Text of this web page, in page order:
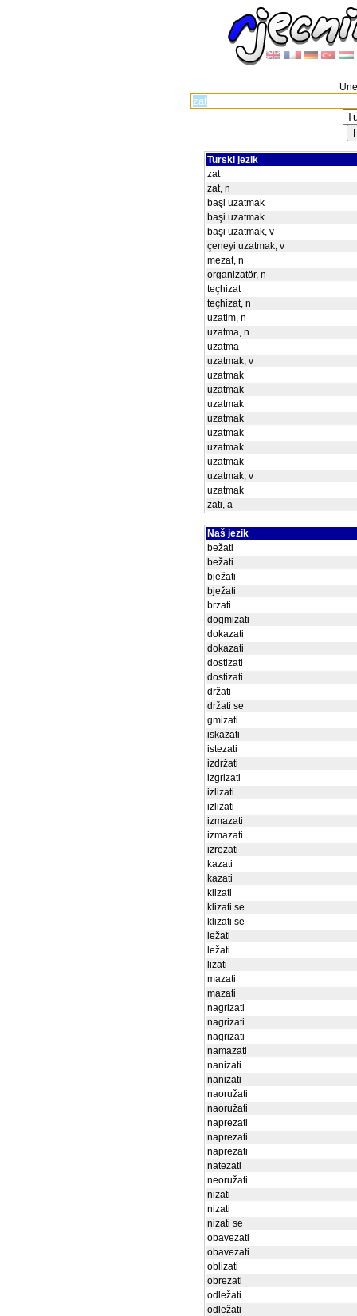
Turski jezik
zat
zat, n
başi uzatmak
başi uzatmak
başi uzatmak, v
çeneyi uzatmak, v
mezat, n
organizatör, n
teçhizat
teçhizat, n
uzatim, n
uzatma, n
uzatma
uzatmak, v
uzatmak
uzatmak
uzatmak
uzatmak
uzatmak
uzatmak
uzatmak
uzatmak, v
uzatmak
zati, a
Naš jezik
bežati
bežati
bježati
bježati
brzati
dogmizati
dokazati
dokazati
dostizati
dostizati
držati
držati se
gmizati
iskazati
istezati
izdržati
izgrizati
izlizati
izlizati
izmazati
izmazati
izrezati
kazati
kazati
klizati
klizati se
klizati se
ležati
ležati
lizati
mazati
mazati
nagrizati
nagrizati
nagrizati
namazati
nanizati
nanizati
naoružati
naoružati
naprezati
naprezati
naprezati
natezati
neoružati
nizati
nizati
nizati se
obavezati
obavezati
oblizati
obrezati
odležati
odležati